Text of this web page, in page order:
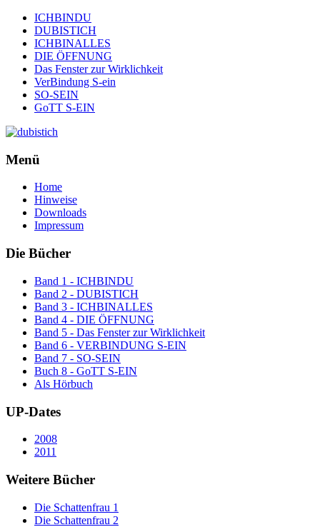
ICHBINDU
DUBISTICH
ICHBINALLES
DIE ÖFFNUNG
Das Fenster zur Wirklichkeit
VerBindung S-ein
SO-SEIN
GoTT S-EIN
Menü
Home
Hinweise
Downloads
Impressum
Die Bücher
Band 1 - ICHBINDU
Band 2 - DUBISTICH
Band 3 - ICHBINALLES
Band 4 - DIE ÖFFNUNG
Band 5 - Das Fenster zur Wirklichkeit
Band 6 - VERBINDUNG S-EIN
Band 7 - SO-SEIN
Buch 8 - GoTT S-EIN
Als Hörbuch
UP-Dates
2008
2011
Weitere Bücher
Die Schattenfrau 1
Die Schattenfrau 2